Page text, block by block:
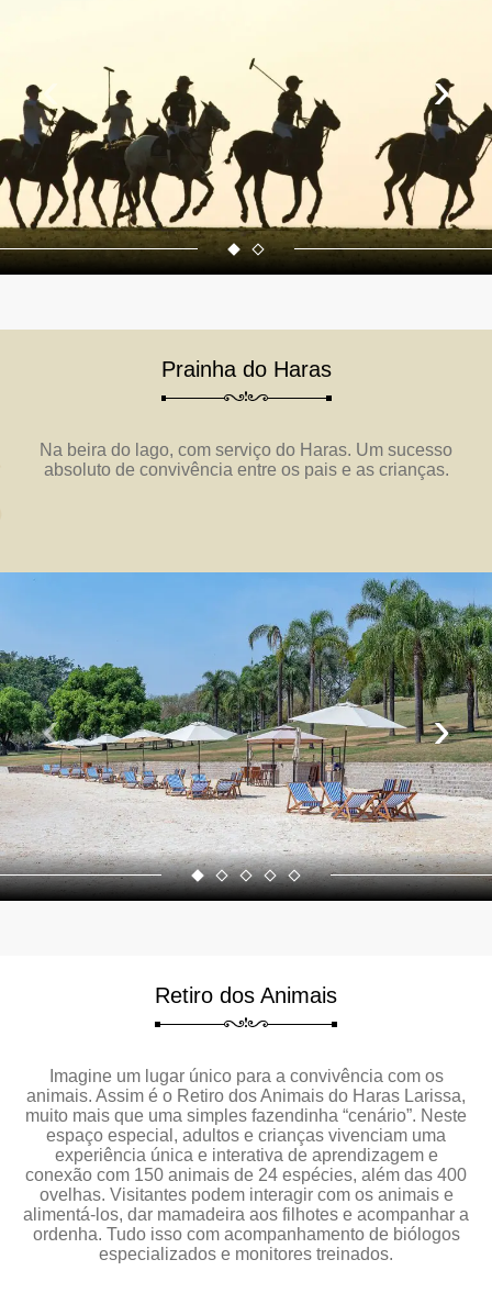
‹ ›
Prainha do Haras
Na beira do lago, com serviço do Haras. Um sucesso
absoluto de convivência entre os pais e as crianças.
‹ ›
Retiro dos Animais
Imagine um lugar único para a convivência com os
animais. Assim é o Retiro dos Animais do Haras Larissa,
muito mais que uma simples fazendinha “cenário”. Neste
espaço especial, adultos e crianças vivenciam uma
experiência única e interativa de aprendizagem e
conexão com 150 animais de 24 espécies, além das 400
ovelhas. Visitantes podem interagir com os animais e
alimentá-los, dar mamadeira aos filhotes e acompanhar a
ordenha. Tudo isso com acompanhamento de biólogos
especializados e monitores treinados.